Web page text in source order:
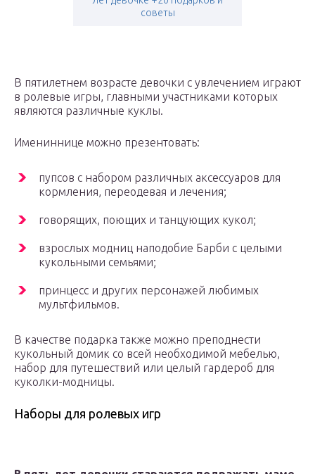
советы
В пятилетнем возрасте девочки с увлечением играют
в ролевые игры, главными участниками которых
являются различные куклы.
Имениннице можно презентовать:
пупсов с набором различных аксессуаров для
кормления, переодевая и лечения;
говорящих, поющих и танцующих кукол;
взрослых модниц наподобие Барби с целыми
кукольными семьями;
принцесс и других персонажей любимых
мультфильмов.
В качестве подарка также можно преподнести
кукольный домик со всей необходимой мебелью,
набор для путешествий или целый гардероб для
куколки-модницы.
Наборы для ролевых игр